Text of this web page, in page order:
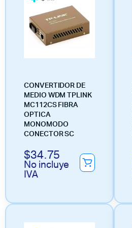
CONVERTIDOR DE
MEDIO WDM TPLINK
MC112CS FIBRA
OPTICA
MONOMODO
CONECTOR SC
$34.75
No incluye
IVA